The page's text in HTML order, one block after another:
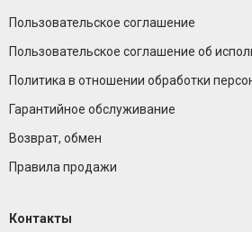
Пользовательское соглашение
Пользовательское соглашение об
Политика в отношении обработки
Гарантийное обслуживание
Возврат, обмен
Правила продажи
Контакты